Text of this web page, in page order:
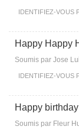
IDENTIFIEZ-VOUS
Happy Happy
Soumis par Jose
IDENTIFIEZ-VOUS
Happy
Soumis par Fleur